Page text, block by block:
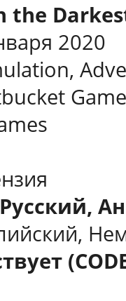
the
2020
Русский,